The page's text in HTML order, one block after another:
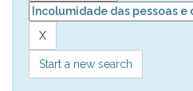
Start a new search